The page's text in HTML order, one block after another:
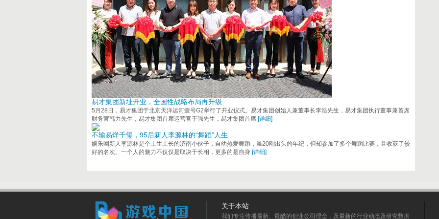
易才集团新址开业，全国性战略布局再升级
5月28日，易才集团于北京天洋运河壹号G2举行了开业仪式。易才集团创始人兼董事长李浩先生，易才集团执行董事兼首席
财务官韩力先生，易才集团首席运营官于强先生，易才集团首席 [详细]
不输易烊千玺，95后新人李源林的“舞蹈”人生
娱乐圈新人李源林是个土生土长的济南小伙子，自幼热爱舞蹈，虽20刚出头的年纪，但却参加了多个舞蹈比赛，且收获了较
好的名次。一个人的魅力不仅仅是取决于长相，更多的是自身 [详细]
关于本站
我们专注传播最新、最酷的创业公司理念，及最新的行业动态及研究数据